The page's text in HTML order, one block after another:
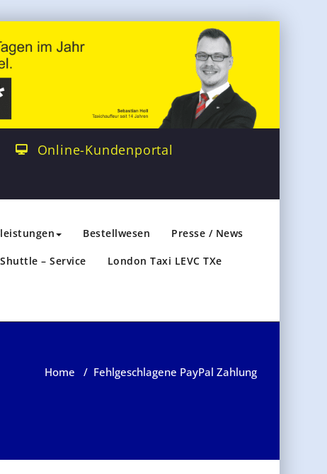
Online-Kundenportal
Bestellwesen Presse / News
Shuttle – Service London Taxi LEVC TXe
Home / Fehlgeschlagene PayPal Zahlung